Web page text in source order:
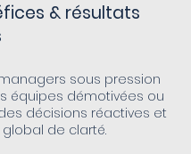
& résultats
sous pression
équipes démotivées ou
décisions réactives et
de clarté.